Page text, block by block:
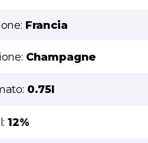
Francia
Champagne
0.75l
12%